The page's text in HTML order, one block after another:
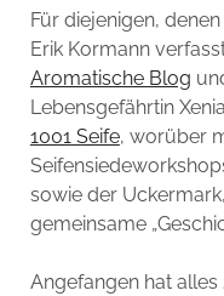
Für diejenigen,
Erik Kormann
Aromatische Blog
Lebensgefährtin
1001 Seife, worüber
sowie der
gemeinsame
Angefangen hat alles